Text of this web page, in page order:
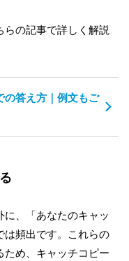
らの記事で詳しく解説
の答え方｜例文もご
に、「あなたのキャッ
は頻出です。これらの
め、キャッチコピー